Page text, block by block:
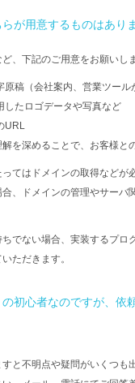
が用意するものはあり
、下記のご用意をお願いしま
原稿（会社案内、営業ツール
したロゴデータや写真など
URL
を深めることで、お客様と
てはドメインの取得などが
、ドメインの管理やサーバ
でない場合、実装するプロ
ただきます。
初心者なのですが、依
と不明点や疑問がいくつも